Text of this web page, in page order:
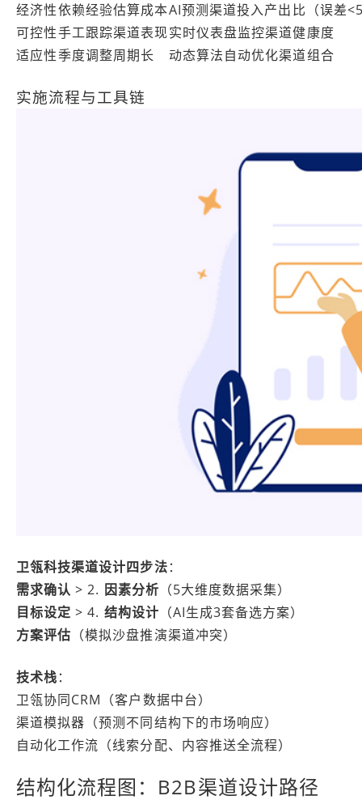
经济性依赖经验估算成本AI预测渠道投入产出比（误差
可控性手工跟踪渠道表现实时仪表盘监控渠道健康度
适应性季度调整周期长 动态算法自动优化渠道组合
实施流程与工具链
卫瓴科技渠道设计四步法：
需求确认 > 2. 因素分析 （5大维度数据采集）
目标设定 > 4. 结构设计 （AI生成3套备选方案）
方案评估 （模拟沙盘推演渠道冲突）
技术栈：
卫瓴协同CRM（客户数据中台）
渠道模拟器（预测不同结构下的市场响应）
自动化工作流（线索分配、内容推送全流程）
结构化流程图：B2B渠道设计路径